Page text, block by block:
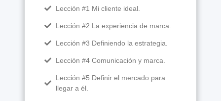
Lección #1 Mi cliente ideal.
Lección #2 La experiencia de marca.
Lección #3 Definiendo la estrategia.
Lección #4 Comunicación y marca.
Lección #5 Definir el mercado para
llegar a él.